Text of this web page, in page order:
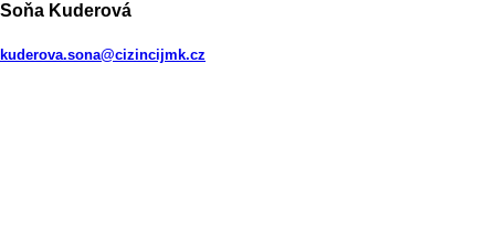
Soňa Kuderová
kuderova.sona@cizincijmk.cz